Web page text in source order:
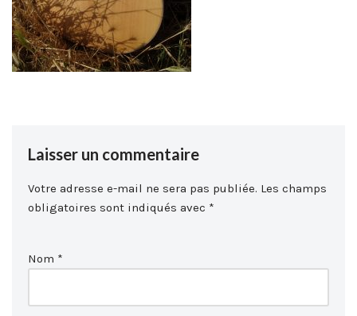
Laisser un commentaire
Votre adresse e-mail ne sera pas publiée. Les champs
obligatoires sont indiqués avec *
Nom *